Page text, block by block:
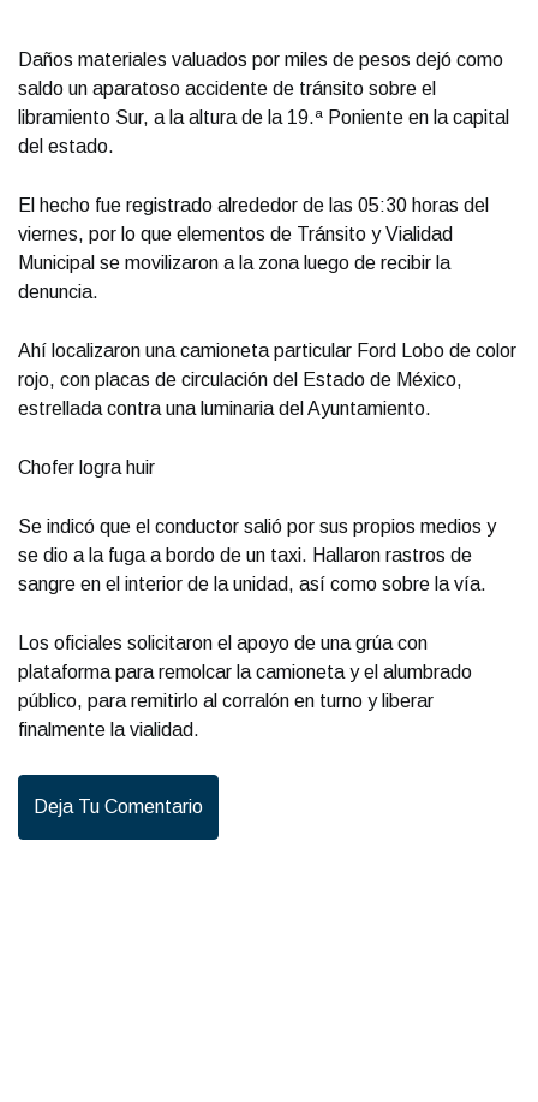
Daños materiales valuados por miles de pesos dejó como
saldo un aparatoso accidente de tránsito sobre el
libramiento Sur, a la altura de la 19.ª Poniente en la capital
del estado.
El hecho fue registrado alrededor de las 05:30 horas del
viernes, por lo que elementos de Tránsito y Vialidad
Municipal se movilizaron a la zona luego de recibir la
denuncia.
Ahí localizaron una camioneta particular Ford Lobo de color
rojo, con placas de circulación del Estado de México,
estrellada contra una luminaria del Ayuntamiento.
Chofer logra huir
Se indicó que el conductor salió por sus propios medios y
se dio a la fuga a bordo de un taxi. Hallaron rastros de
sangre en el interior de la unidad, así como sobre la vía.
Los oficiales solicitaron el apoyo de una grúa con
plataforma para remolcar la camioneta y el alumbrado
público, para remitirlo al corralón en turno y liberar
finalmente la vialidad.
Deja Tu Comentario